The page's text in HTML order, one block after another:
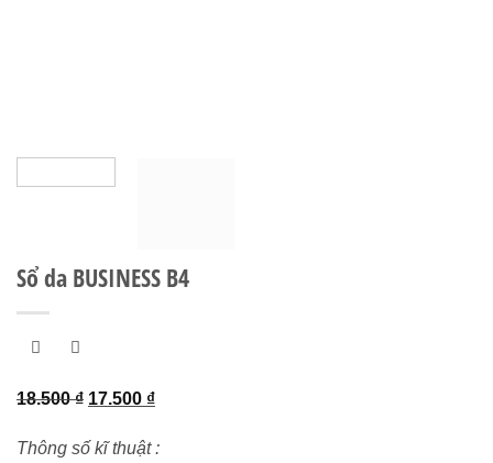
Sổ da BUSINESS B4
18.500₫ Giá
là:
17.500 ₫Giá
tại
Thông số kĩ thuật :